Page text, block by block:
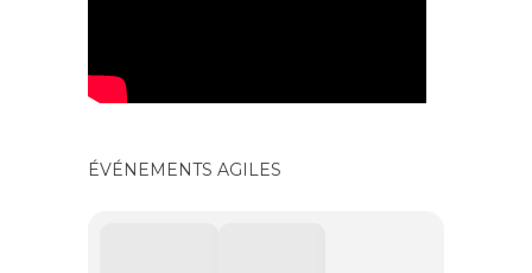
ÉVÉNEMENTS AGILES